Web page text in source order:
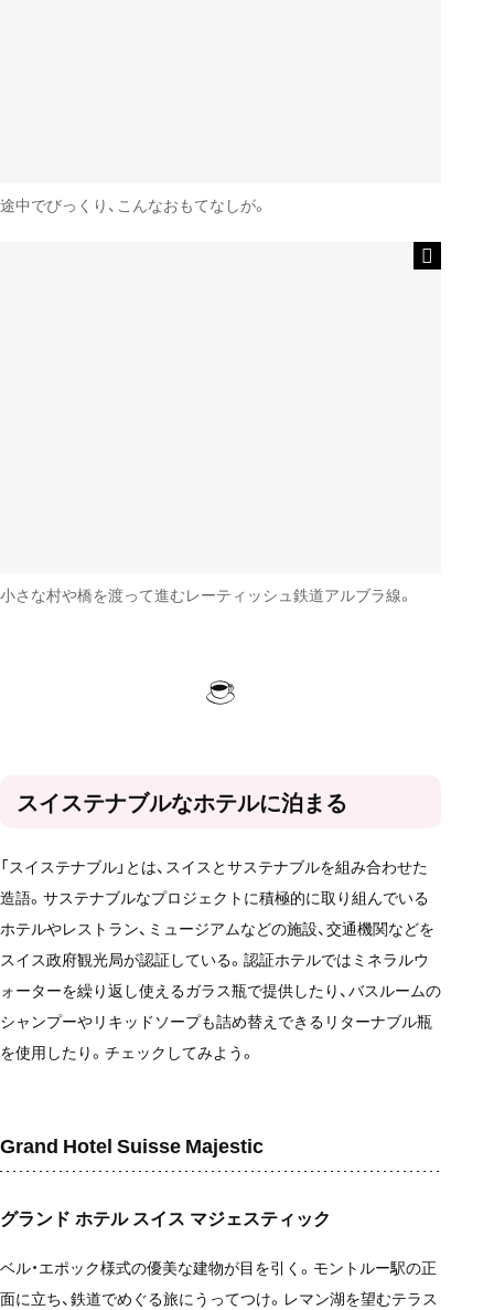
途中でびっくり、こんなおもてなしが。
小さな村や橋を渡って進むレーティッシュ鉄道アルブラ線。
スイステナブルなホテルに泊まる
「スイステナブル」とは、スイスとサステナブルを組み合わせた
造語。サステナブルなプロジェクトに積極的に取り組んでいる
ホテルやレストラン、ミュージアムなどの施設、交通機関などを
スイス政府観光局が認証している。認証ホテルではミネラルウ
ォーターを繰り返し使えるガラス瓶で提供したり、バスルームの
シャンプーやリキッドソープも詰め替えできるリターナブル瓶
を使用したり。チェックしてみよう。
Grand Hotel Suisse Majestic
グランド ホテル スイス マジェスティック
ベル・エポック様式の優美な建物が目を引く。モントルー駅の正
面に立ち、鉄道でめぐる旅にうってつけ。レマン湖を望むテラス